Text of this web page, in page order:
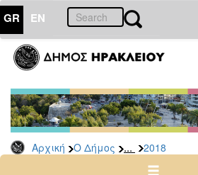
GR EN
Αρχική Ο Δήμος ... 2018
ΔΗΜΟΣ
Διακηρύξεις
-
Δημοπρασίες
Αρχείο